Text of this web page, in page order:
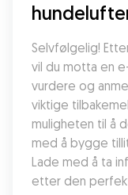
Selvfølgelig!
vil du motta en
vurdere og
viktige
muligheten til å
med å bygge
Lade med å ta
etter den